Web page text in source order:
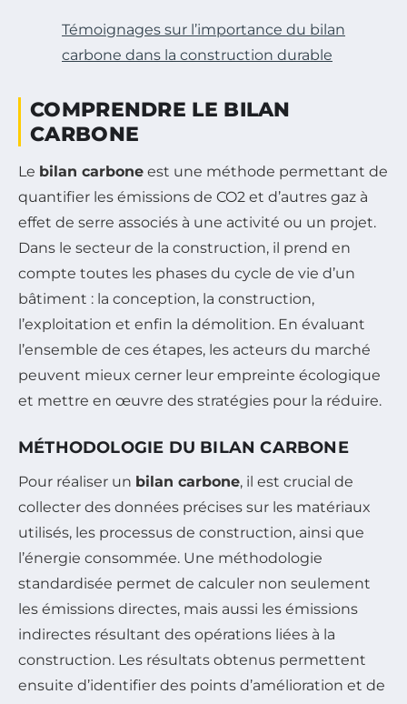
Témoignages sur l’importance du bilan
carbone dans la construction durable
COMPRENDRE LE BILAN
CARBONE
Le bilan carbone est une méthode permettant de
quantifier les émissions de CO2 et d’autres gaz à
effet de serre associés à une activité ou un projet.
Dans le secteur de la construction, il prend en
compte toutes les phases du cycle de vie d’un
bâtiment : la conception, la construction,
l’exploitation et enfin la démolition. En évaluant
l’ensemble de ces étapes, les acteurs du marché
peuvent mieux cerner leur empreinte écologique
et mettre en œuvre des stratégies pour la réduire.
MÉTHODOLOGIE DU BILAN CARBONE
Pour réaliser un bilan carbone, il est crucial de
collecter des données précises sur les matériaux
utilisés, les processus de construction, ainsi que
l’énergie consommée. Une méthodologie
standardisée permet de calculer non seulement
les émissions directes, mais aussi les émissions
indirectes résultant des opérations liées à la
construction. Les résultats obtenus permettent
ensuite d’identifier des points d’amélioration et de